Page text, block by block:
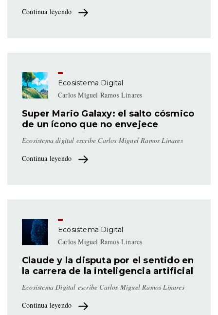
Continua leyendo
Ecosistema Digital
Carlos Miguel Ramos Linares
Super Mario Galaxy: el salto cósmico
de un ícono que no envejece
Ecosistema digital escribe Carlos Miguel Ramos Linares
Continua leyendo
Ecosistema Digital
Carlos Miguel Ramos Linares
Claude y la disputa por el sentido en
la carrera de la inteligencia artificial
Ecosistema Digital escribe Carlos Miguel Ramos Linares
Continua leyendo